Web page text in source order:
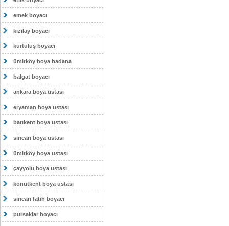
emek boyacı
kızılay boyacı
kurtuluş boyacı
ümitköy boya badana
balgat boyacı
ankara boya ustası
eryaman boya ustası
batıkent boya ustası
sincan boya ustası
ümitköy boya ustası
çayyolu boya ustası
konutkent boya ustası
sincan fatih boyacı
pursaklar boyacı